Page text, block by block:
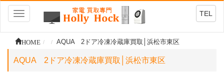
Toggle
navigation
TEL
HOME AQUA 2ドア冷凍冷蔵庫買取│浜松市東区
AQUA 2ドア冷凍冷蔵庫買取│浜松市東区